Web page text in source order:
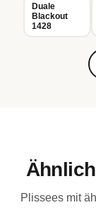
Duale
Blackout
1428
Plissees mit